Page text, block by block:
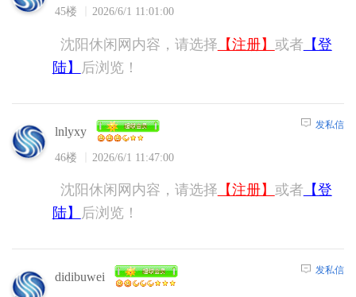
45楼 2026/6/1 11:01:00
沈阳休闲网内容，请选择 【注册】 或者 【登
陆】
后浏览！
lnlyxy
46楼 2026/6/1 11:47:00
发私信
沈阳休闲网内容，请选择 【注册】 或者 【登
陆】
后浏览！
didibuwei 发私信